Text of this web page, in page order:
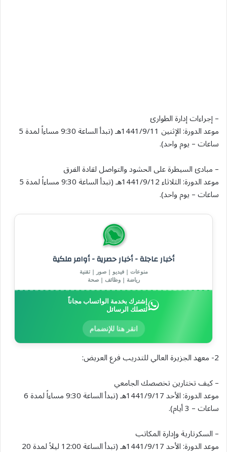
– إجراءات إدارة الطوارئ
موعد الدورة: الإثنين 1441/9/11هـ (تبدأ الساعة 9:30 مساءاً لمدة 5
ساعات – يوم واحد).
– مبادئ السيطرة على الحشود والتواصل لقادة الفرق
موعد الدورة: الثلاثاء 1441/9/12هـ (تبدأ الساعة 9:30 مساءاً لمدة 5
ساعات – يوم واحد).
أخبار عاجلة - أخبار حصرية - أوامر ملكية
منوعات | فيديو | صور | تقنية
رياضة | وظائف | صحة
إشترك بخدمة الواتساب مجاناً
لتصلك الرسائل
انقر هنا للإنضمام
2- معهد الجزيرة العالي للتدريب فرع العريض:
– كيف تختارين تخصصك الجامعي
موعد الدورة: الأحد 1441/9/17هـ (تبدأ الساعة 9:30 مساءاً لمدة 6
ساعات – 3 أيام).
– السكرتارية وإدارة المكاتب
موعد الدورة: الأحد 1441/9/17هـ (تبدأ الساعة 12:00 ليلاً لمدة 20